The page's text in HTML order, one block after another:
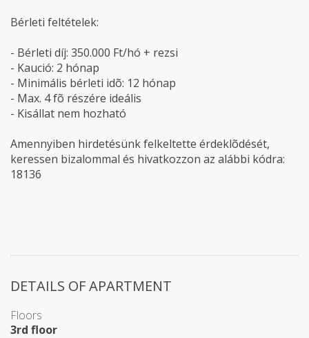
Bérleti feltételek:
- Bérleti díj: 350.000 Ft/hó + rezsi
- Kaució: 2 hónap
- Minimális bérleti idõ: 12 hónap
- Max. 4 fõ részére ideális
- Kisállat nem hozható
Amennyiben hirdetésünk felkeltette érdeklõdését,
keressen bizalommal és hivatkozzon az alábbi kódra:
18136
DETAILS OF APARTMENT
Floors
3rd floor